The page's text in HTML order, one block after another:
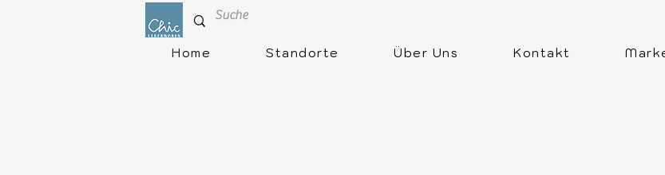
Home Standorte Über Uns Kontakt